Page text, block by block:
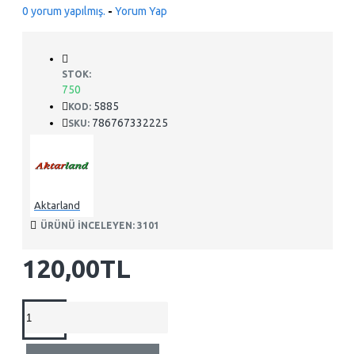
0 yorum yapılmış. - Yorum Yap
120,00TL
STOK:
750
KOD: 5885
SKU: 786767332225
Aktarland
ÜRÜNÜ INCELEYEN: 3101